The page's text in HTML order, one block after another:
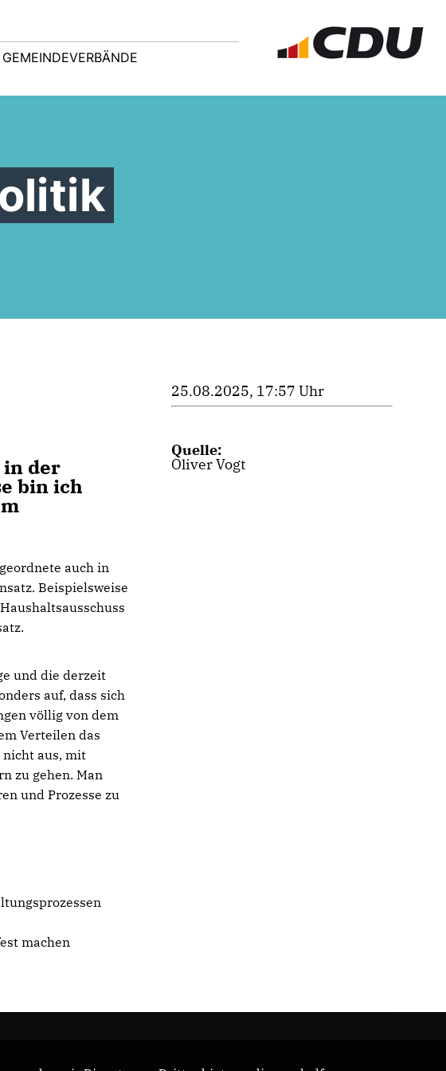
in der
bin ich
auch in
Beispielsweise
und die derzeit
auf, dass sich
völlig von dem
Verteilen das
nicht aus, mit
zu gehen. Man
und Prozesse zu
machen
25.08.2025, 17:57 Uhr
Quelle:
Oliver Vogt